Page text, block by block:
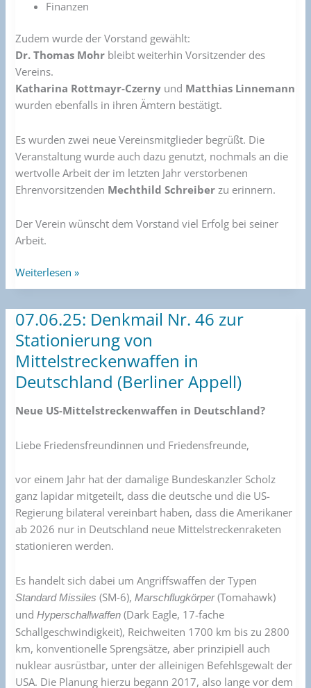
Finanzen
Zudem wurde der Vorstand gewählt:
Dr. Thomas Mohr bleibt weiterhin Vorsitzender des
Vereins.
Katharina Rottmayr-Czerny und Matthias Linnemann
wurden ebenfalls in ihren Ämtern bestätigt.
Es wurden zwei neue Vereinsmitglieder begrüßt. Die
Veranstaltung wurde auch dazu genutzt, nochmals an die
wertvolle Arbeit der im letzten Jahr verstorbenen
Ehrenvorsitzenden Mechthild Schreiber zu erinnern.
Der Verein wünscht dem Vorstand viel Erfolg bei seiner
Arbeit.
Weiterlesen »
07.06.25: Denkmail Nr. 46 zur
Stationierung von
Mittelstreckenwaffen in
Deutschland (Berliner Appell)
Neue US-Mittelstreckenwaffen in Deutschland?
Liebe Friedensfreundinnen und Friedensfreunde,
vor einem Jahr hat der damalige Bundeskanzler Scholz
ganz lapidar mitgeteilt, dass die deutsche und die US-
Regierung bilateral vereinbart haben, dass die Amerikaner
ab 2026 nur in Deutschland neue Mittelstreckenraketen
stationieren werden.
Es handelt sich dabei um Angriffswaffen der Typen
Standard Missiles (SM-6),Marschflugkörper(Tomahawk)
undHyperschallwaffen (Dark Eagle, 17-fache
Schallgeschwindigkeit), Reichweiten 1700 km bis zu 2800
km, konventionelle Sprengsätze, aber prinzipiell auch
nuklear ausrüstbar, unter der alleinigen Befehlsgewalt der
USA. Die Planung hierzu begann 2017, also lange vor dem
07.06.25:
Denkmail
Nr.
46
zur
von
in
(Berliner
Appell)